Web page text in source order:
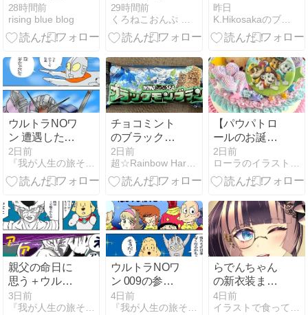
を語る〜キラ
ー怪獣レッド
モンス編〜
28時間前
rising blue blog
ール
29時間前
くろねこおんぷ 猫月庵
昨日
K.Hikosakaのブログ
ウルトラNOワ
ン 遭遇したロ
ボットは？の
巻＋机上の風
景＋連載４コ
一歩
2日前
『我が人生の旅それぞれ色のストリート物語』
チョコミント
のブラックモ
ンブラン
2日前
超☆Rainbow Harmonix
【パウパトロ
ールのお誕生
日ケーキ】大
人気のフリル
×ハートクリ
2日前
ローラのイラストケーキ指南書
親父の命日に
思う＋ウルト
ラNOワン フ
リーザと戦
3日前
ウルトラNOワ
ン 009の参加
条件とは巻＋
石ノ森先生の
4日前
らでんちゃん
の新衣装また
描きました
4日前